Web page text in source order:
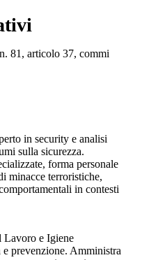
81, articolo 37, commi
in security e analisi
sulla sicurezza.
forma personale
minacce terroristiche,
in contesti
Lavoro e Igiene
prevenzione. Amministra